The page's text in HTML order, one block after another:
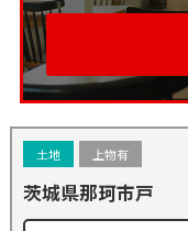
土地 上物有
茨城県那珂市戸